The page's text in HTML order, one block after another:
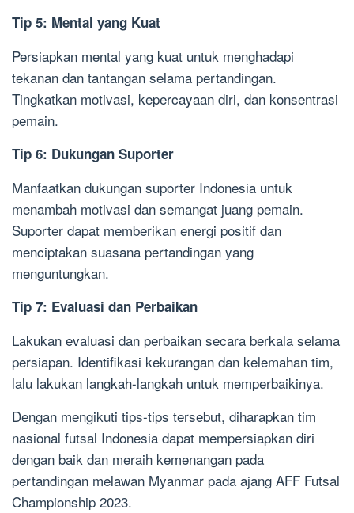
Tip 5: Mental yang Kuat
Persiapkan mental yang kuat untuk menghadapi
tekanan dan tantangan selama pertandingan.
Tingkatkan motivasi, kepercayaan diri, dan konsentrasi
pemain.
Tip 6: Dukungan Suporter
Manfaatkan dukungan suporter Indonesia untuk
menambah motivasi dan semangat juang pemain.
Suporter dapat memberikan energi positif dan
menciptakan suasana pertandingan yang
menguntungkan.
Tip 7: Evaluasi dan Perbaikan
Lakukan evaluasi dan perbaikan secara berkala selama
persiapan. Identifikasi kekurangan dan kelemahan tim,
lalu lakukan langkah-langkah untuk memperbaikinya.
Dengan mengikuti tips-tips tersebut, diharapkan tim
nasional futsal Indonesia dapat mempersiapkan diri
dengan baik dan meraih kemenangan pada
pertandingan melawan Myanmar pada ajang AFF Futsal
Championship 2023.